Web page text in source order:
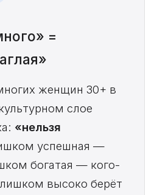
=
женщин 30+ в
слое
«нельзя
успешная —
богатая — кого-
высоко берёт